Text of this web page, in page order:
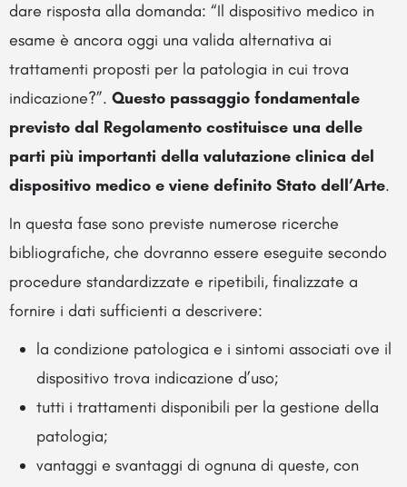
dare risposta alla domanda: “Il dispositivo medico in
esame è ancora oggi una valida alternativa ai
trattamenti proposti per la patologia in cui trova
indicazione?”. Questo passaggio fondamentale
previsto dal Regolamento costituisce una delle
parti più importanti della valutazione clinica del
dispositivo medico e viene definito Stato dell’Arte.
In questa fase sono previste numerose ricerche
bibliografiche, che dovranno essere eseguite secondo
procedure standardizzate e ripetibili, finalizzate a
fornire i dati sufficienti a descrivere:
la condizione patologica e i sintomi associati ove il
dispositivo trova indicazione d’uso;
tutti i trattamenti disponibili per la gestione della
patologia;
vantaggi e svantaggi di ognuna di queste, con